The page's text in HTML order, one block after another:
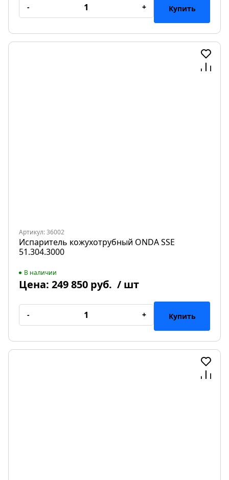
- + Купить
Артикул: 36002
Испаритель кожухотрубный ONDA SSE
51.304.3000
В наличии
Цена: 249 850 руб. / шт
- + Купить